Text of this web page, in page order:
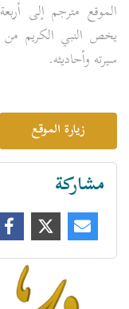
الموقع مترجم إلى
يخص النبي الكريم من
سيرته وأحاديثه.
زيارة الموقع
مشاركة